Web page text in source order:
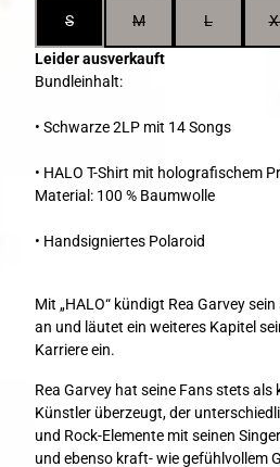
S
M L
Leider ausverkauft
Bundleinhalt:
• Schwarze 2LP mit 14 Songs
• HALO T-Shirt mit holografischem
Material: 100 % Baumwolle
• Handsigniertes Polaroid
Mit „HALO“ kündigt Rea Garvey
an und läutet ein weiteres Kapitel
Karriere ein.
Rea Garvey hat seine Fans stets
Künstler überzeugt, der
und Rock-Elemente mit seinen
und ebenso kraft- wie gefühlvollem